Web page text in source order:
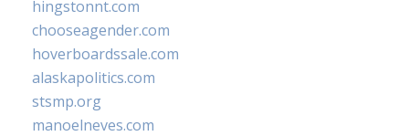
hingstonnt.com
chooseagender.com
hoverboardssale.com
alaskapolitics.com
stsmp.org
manoelneves.com